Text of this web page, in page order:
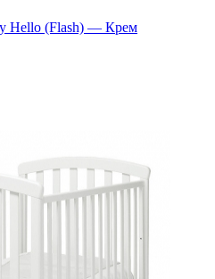
Hello (Flash) — Крем